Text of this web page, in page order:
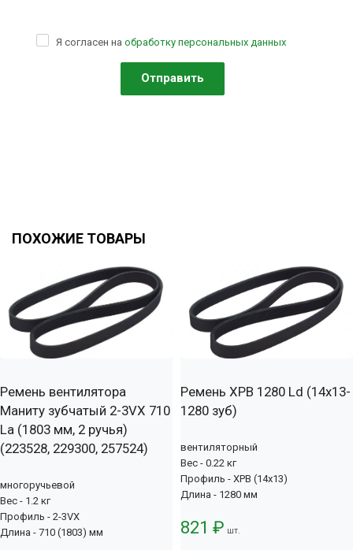
Я согласен на обработку персональных данных
ПОХОЖИЕ ТОВАРЫ
Ремень вентилятора
Маниту зубчатый 2-3VX 710
La (1803 мм, 2 ручья)
(223528, 229300, 257524)
многоручьевой
Вес - 1.2 кг
Профиль - 2-3VX
Длина - 710 (1803) мм
Ремень XPB 1280 Ld (14х13-
1280 зуб)
вентиляторный
Вес - 0.22 кг
Профиль - XPB (14x13)
Длина - 1280 мм
821 ₽ шт.